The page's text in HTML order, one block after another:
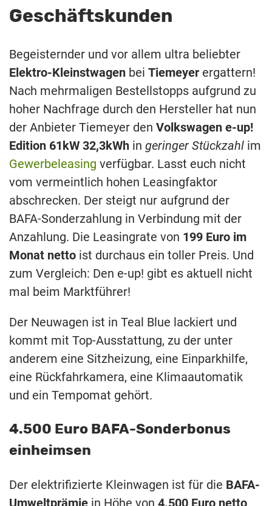
Geschäftskunden
Begeisternder und vor allem ultra beliebter
Elektro-Kleinstwagen bei Tiemeyer ergattern!
Nach mehrmaligen Bestellstopps aufgrund zu
hoher Nachfrage durch den Hersteller hat nun
der Anbieter Tiemeyer den Volkswagen e-up!
Edition 61kW 32,3kWh in geringer Stückzahl im
Gewerbeleasing verfügbar. Lasst euch nicht
vom vermeintlich hohen Leasingfaktor
abschrecken. Der steigt nur aufgrund der
BAFA-Sonderzahlung in Verbindung mit der
Anzahlung. Die Leasingrate von 199 Euro im
Monat netto ist durchaus ein toller Preis. Und
zum Vergleich: Den e-up! gibt es aktuell nicht
mal beim Marktführer!
Der Neuwagen ist in Teal Blue lackiert und
kommt mit Top-Ausstattung, zu der unter
anderem eine Sitzheizung, eine Einparkhilfe,
eine Rückfahrkamera, eine Klimaautomatik
und ein Tempomat gehört.
4.500 Euro BAFA-Sonderbonus
einheimsen
Der elektrifizierte Kleinwagen ist für die BAFA-
Umweltprämie in Höhe von 4.500 Euro netto